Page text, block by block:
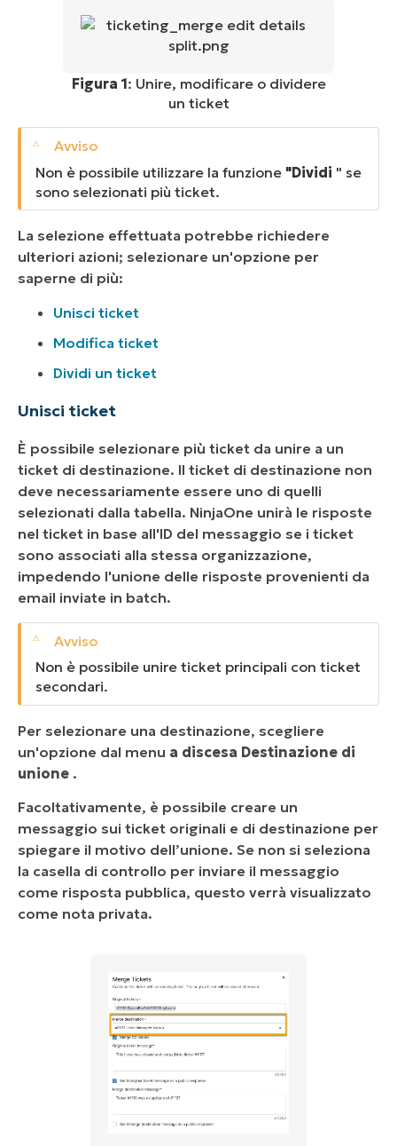
Figura 1: Unire, modificare o dividere
un ticket
Non è possibile utilizzare la funzione "Dividi " se
sono selezionati più ticket.
La selezione effettuata potrebbe richiedere
ulteriori azioni; selezionare un'opzione per
saperne di più:
Unisci ticket
Modifica ticket
Dividi un ticket
Unisci ticket
È possibile selezionare più ticket da unire a un
ticket di destinazione. Il ticket di destinazione non
deve necessariamente essere uno di quelli
selezionati dalla tabella. NinjaOne unirà le risposte
nel ticket in base all'ID del messaggio se i ticket
sono associati alla stessa organizzazione,
impedendo l'unione delle risposte provenienti da
email inviate in batch.
Non è possibile unire ticket principali con ticket
secondari.
Per selezionare una destinazione, scegliere
un'opzione dal menu a discesa Destinazione di
unione .
Facoltativamente, è possibile creare un
messaggio sui ticket originali e di destinazione per
spiegare il motivo dell’unione. Se non si seleziona
la casella di controllo per inviare il messaggio
come risposta pubblica, questo verrà visualizzato
come nota privata.